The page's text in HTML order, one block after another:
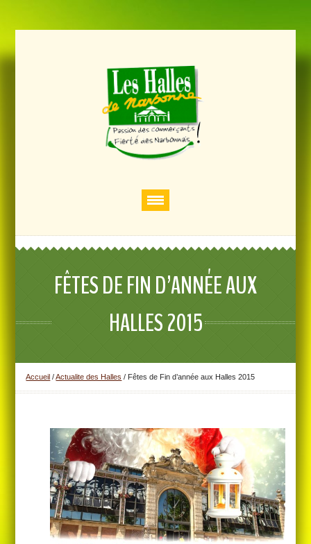
FÊTES DE FIN D’ANNÉE AUX
HALLES 2015
Accueil /Actualite des Halles / Fêtes de Fin d’année aux Halles 2015